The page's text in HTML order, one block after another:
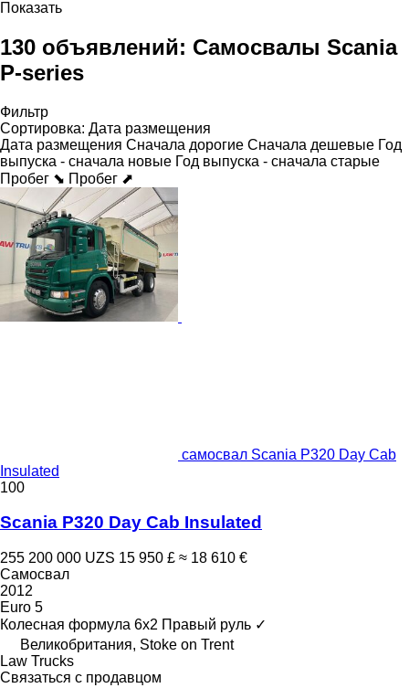
Показать
130 объявлений: Самосвалы Scania
P-series
Фильтр
Сортировка: Дата размещения
Дата размещения Сначала дорогие Сначала дешевые Год
выпуска - сначала новые Год выпуска - сначала старые
Пробег ⬊ Пробег ⬈
самосвал Scania P320 Day Cab
Insulated
100
Scania P320 Day Cab Insulated
255 200 000 UZS 15 950 £ ≈ 18 610 €
Самосвал
2012
Euro 5
Колесная формула 6x2 Правый руль ✓
Великобритания, Stoke on Trent
Law Trucks
Связаться с продавцом